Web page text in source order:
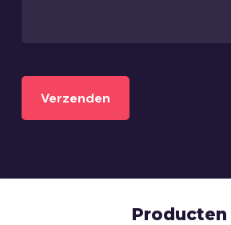
Producten